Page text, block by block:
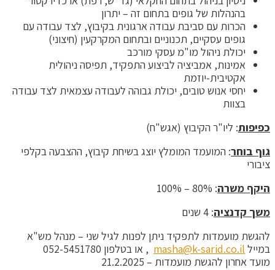
בהנהלות של גופים בתחום זה – יתרון
הכרות עם סביבת עבודה ארגונית בקיבוץ, לצד עבודה עם
גופים עסקיים, תכנוניים ובתחום המקרקעין (חיצוני)
יכולת ניהול מו"מ עסקי מורכב
אמינות, אמביציה לביצוע התפקיד, תפיסה ניהולית
אקטיבית-יוזמת
יחסי אנוש טובים, יכולת גבוהה לעבודה עצמאית לצד עבודה
בצוות
כפיפות: ליו"ר הקיבוץ (אגש"ח)
גוף בוחר: המועמד המומלץ יוצג בשיחת קיבוץ, ההצבעה בקלפי
ציבורי
היקף משרה: 80% – 100%
משך קדנציה: 4 שנים
להגשת מועמדות לתפקיד ניתן לפנות לגיל שני – מנהל מש"א
במייל masha@k-sarid.co.il , או בטלפון 052-5451780
מועד אחרון להגשת מועמדות – 21.2.2025